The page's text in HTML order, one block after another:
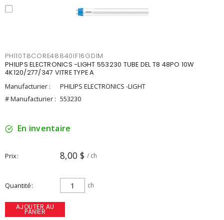
PHI10T8CORE48840IF16GDIM
PHILIPS ELECTRONICS -LIGHT 553230 TUBE DEL T8 48PO 10W
4K120/277/347 VITRE TYPE A
Manufacturier :
PHILIPS ELECTRONICS -LIGHT
# Manufacturier : 553230
En inventaire
Prix 8,00 $ / ch
Quantité ch
AJOUTER AU
PANIER